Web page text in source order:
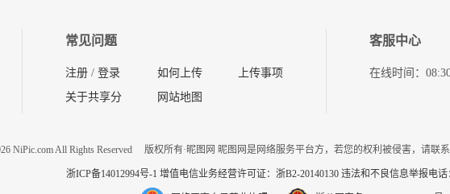
常见问题
注册 / 登录
关于共享分
如何上传
网站地图
上传事项
客服中心
在线时间：
NiPic.com All Rights Reserved 版权所有·昵图网 昵图网是网络服务平台方，若您的权利被侵害，请联
浙ICP备14012994号-1 增值电信业务经营许可证：浙B2-20140130 违法和不良信息举报电话